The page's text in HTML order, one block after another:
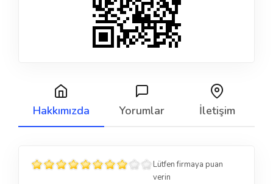
Hakkımızda Yorumlar İletişim
Lütfen firmaya puan
verin